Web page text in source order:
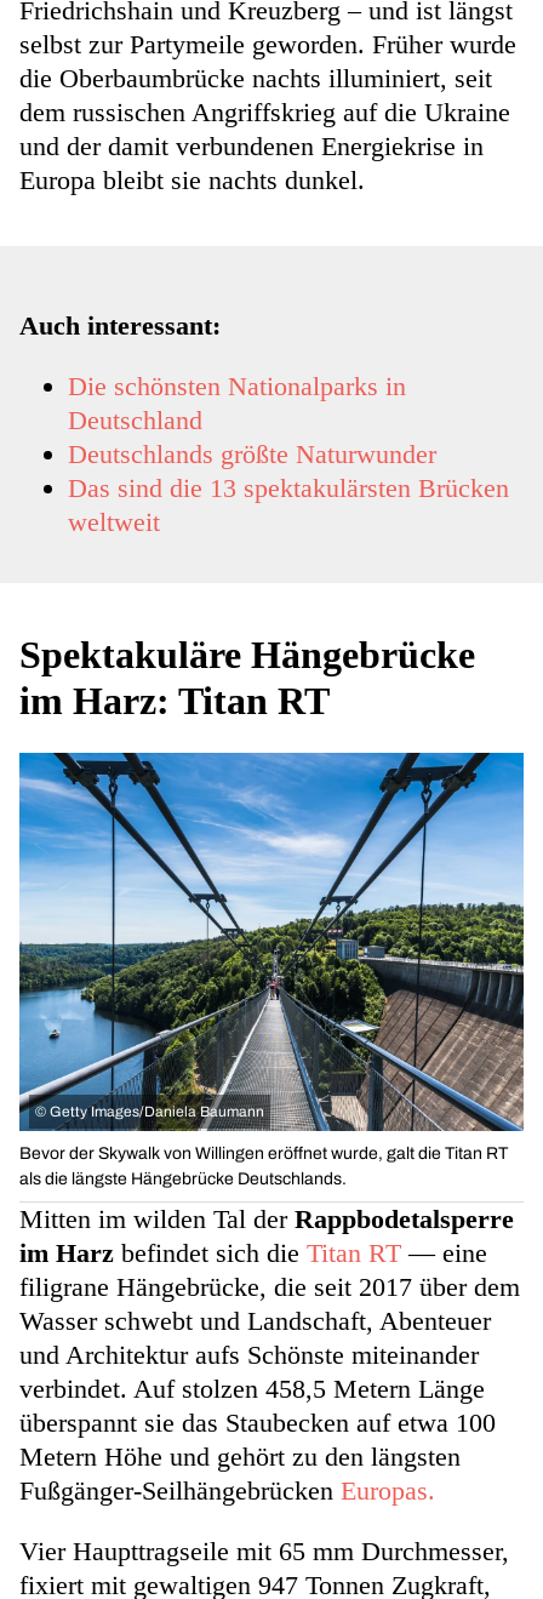
Friedrichshain und Kreuzberg – und ist längst
selbst zur Partymeile geworden. Früher wurde
die Oberbaumbrücke nachts illuminiert, seit
dem russischen Angriffskrieg auf die Ukraine
und der damit verbundenen Energiekrise in
Europa bleibt sie nachts dunkel.
Auch interessant:
Die schönsten Nationalparks in
Deutschland
Deutschlands größte Naturwunder
Das sind die 13 spektakulärsten Brücken
weltweit
Spektakuläre Hängebrücke
im Harz: Titan RT
© Getty Images/Daniela Baumann
Bevor der Skywalk von Willingen eröffnet wurde, galt die Titan RT
als die längste Hängebrücke Deutschlands.
Mitten im wilden Tal der Rappbodetalsperre
im Harz befindet sich die Titan RT — eine
filigrane Hängebrücke, die seit 2017 über dem
Wasser schwebt und Landschaft, Abenteuer
und Architektur aufs Schönste miteinander
verbindet. Auf stolzen 458,5 Metern Länge
überspannt sie das Staubecken auf etwa 100
Metern Höhe und gehört zu den längsten
Fußgänger-Seilhängebrücken Europas.
Vier Haupttragseile mit 65 mm Durchmesser,
fixiert mit gewaltigen 947 Tonnen Zugkraft,